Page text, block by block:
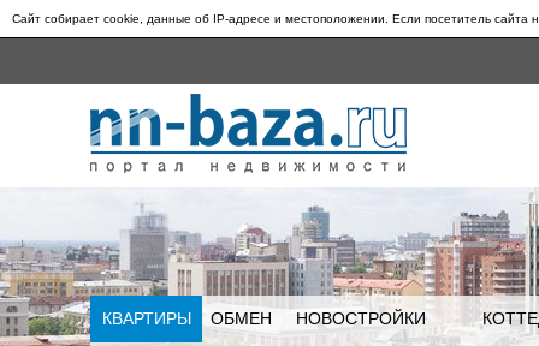
Сайт собирает cookie, данные об IP-адресе и местоположении. Если посетитель сайта
КВАРТИРЫ ОБМЕН НОВОСТРОЙКИ